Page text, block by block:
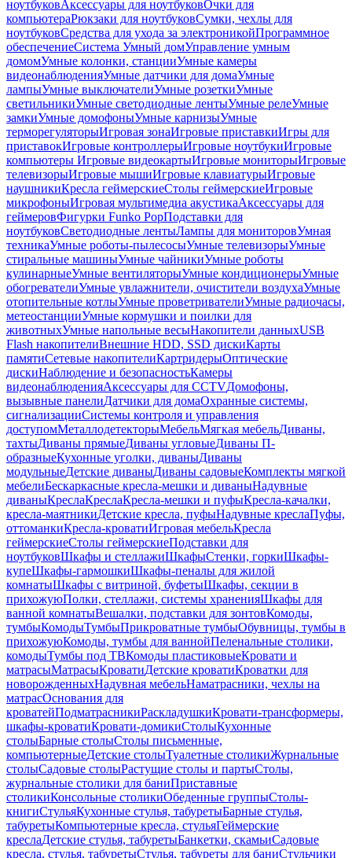
ноутбуковАксессуары для ноутбуковОчки для
компьютераРюкзаки для ноутбуковСумки, чехлы для
ноутбуковСредства для ухода за электроникойПрограммное
обеспечениеСистема Умный домУправление умным
домомУмные колонки, станцииУмные камеры
видеонаблюденияУмные датчики для домаУмные
лампыУмные выключателиУмные розеткиУмные
светильникиУмные светодиодные лентыУмные релеУмные
замкиУмные домофоныУмные карнизыУмные
терморегуляторыИгровая зонаИгровые приставкиИгры для
приставокИгровые контроллерыИгровые ноутбукиИгровые
компьютеры Игровые видеокартыИгровые мониторыИгровые
телевизорыИгровые мышиИгровые клавиатурыИгровые
наушникиКресла геймерскиеСтолы геймерскиеИгровые
микрофоныИгровая мультимедиа акустикаАксессуары для
геймеровФигурки Funko PopПодставки для
ноутбуковСветодиодные лентыЛампы для мониторовУмная
техникаУмные роботы-пылесосыУмные телевизорыУмные
стиральные машиныУмные чайникиУмные роботы
кулинарныеУмные вентиляторыУмные кондиционерыУмные
обогревателиУмные увлажнители, очистители воздухаУмные
отопительные котлыУмные проветривателиУмные радиочасы,
метеостанцииУмные кормушки и поилки для
животныхУмные напольные весыНакопители данныхUSB
Flash накопителиВнешние HDD, SSD дискиКарты
памятиСетевые накопителиКартридерыОптические
дискиНаблюдение и безопасностьКамеры
видеонаблюденияАксессуары для CCTVДомофоны,
вызывные панелиДатчики для домаОхранные системы,
сигнализацииСистемы контроля и управления
доступомМеталлодетекторыМебельМягкая мебельДиваны,
тахтыДиваны прямыеДиваны угловыеДиваны П-
образныеКухонные уголки, диваныДиваны
модульныеДетские диваныДиваны садовыеКомплекты мягкой
мебелиБескаркасные кресла-мешки и диваныНадувные
диваныКреслаКреслаКресла-мешки и пуфыКресла-качалки,
кресла-маятникиДетские кресла, пуфыНадувные креслаПуфы,
оттоманкиКресла-кроватиИгровая мебельКресла
геймерскиеСтолы геймерскиеПодставки для
ноутбуковШкафы и стеллажиШкафыСтенки, горкиШкафы-
купеШкафы-гармошкиШкафы-пеналы для жилой
комнатыШкафы с витриной, буфетыШкафы, секции в
прихожуюПолки, стеллажи, системы храненияШкафы для
ванной комнатыВешалки, подставки для зонтовКомоды,
тумбыКомодыТумбыПрикроватные тумбыОбувницы, тумбы в
прихожуюКомоды, тумбы для ваннойПеленальные столики,
комодыТумбы под ТВКомоды пластиковыеКровати и
матрасыМатрасыКроватиДетские кроватиКроватки для
новорожденныхНадувная мебельНаматрасники, чехлы на
матрасОснования для
кроватейПодматрасникиРаскладушкиКровати-трансформеры,
шкафы-кроватиКровати-домикиСтолыКухонные
столыБарные столыСтолы письменные,
компьютерныеДетские столыТуалетные столикиЖурнальные
столыСадовые столыРастущие столы и партыСтолы,
журнальные столики для баниПриставные
столикиКонсольные столикиОбеденные группыСтолы-
книгиСтульяКухонные стулья, табуретыБарные стулья,
табуретыКомпьютерные кресла, стульяГеймерские
креслаДетские стулья, табуретыБанкетки, скамьиСадовые
кресла, стулья, табуретыСтулья, табуреты для баниСтульчики